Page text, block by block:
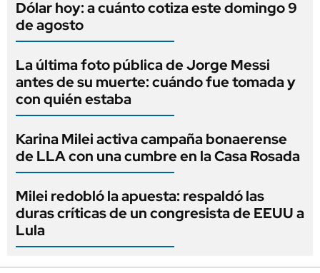
Dólar hoy: a cuánto cotiza este domingo 9
de agosto
La última foto pública de Jorge Messi
antes de su muerte: cuándo fue tomada y
con quién estaba
Karina Milei activa campaña bonaerense
de LLA con una cumbre en la Casa Rosada
Milei redobló la apuesta: respaldó las
duras críticas de un congresista de EEUU a
Lula